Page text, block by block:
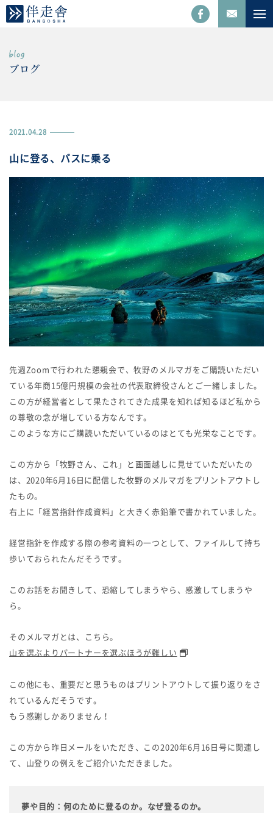
ブログ
2021.04.28
山に登る、バスに乗る
先週Zoomで行われた懇親会で、牧野のメルマガをご購読いただい
ている年商15億円規模の会社の代表取締役さんとご一緒しました。
この方が経営者として果たされてきた成果を知れば知るほど私から
の尊敬の念が増している方なんです。
このような方にご購読いただいているのはとても光栄なことです。
この方から「牧野さん、これ」と画面越しに見せていただいたの
は、2020年6月16日に配信した牧野のメルマガをプリントアウトし
たもの。
右上に「経営指針作成資料」と大きく赤鉛筆で書かれていました。
経営指針を作成する際の参考資料の一つとして、ファイルして持ち
歩いておられたんだそうです。
このお話をお聞きして、恐縮してしまうやら、感激してしまうや
ら。
そのメルマガとは、こちら。
山を選ぶよりパートナーを選ぶほうが難しい
この他にも、重要だと思うものはプリントアウトして振り返りをさ
れているんだそうです。
もう感謝しかありません！
この方から昨日メールをいただき、この2020年6月16日号に関連し
て、山登りの例えをご紹介いただきました。
夢や目的：何のために登るのか。なぜ登るのか。